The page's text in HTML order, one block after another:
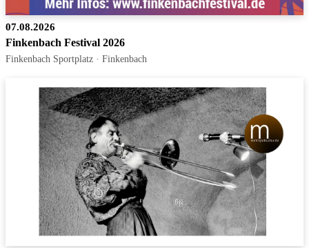
07.08.2026
Finkenbach Festival 2026
Finkenbach Sportplatz · Finkenbach